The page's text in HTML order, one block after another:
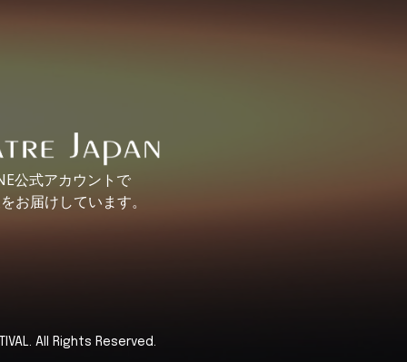
公式アカウントで
お届けしています。
All Rights Reserved.